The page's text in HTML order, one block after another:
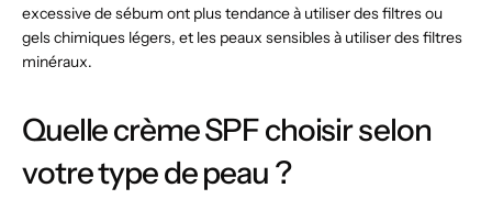
excessive de sébum ont plus tendance à utiliser des filtres ou
gels chimiques légers, et les peaux sensibles à utiliser des filtres
minéraux.
Quelle crème SPF choisir selon
votre type de peau ?